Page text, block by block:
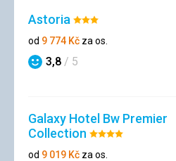
Astoria Hodnocení:
3/5
od 9 774 Kč za os.
Hodnocení
3,8 / 5
Galaxy Hotel Bw Premier
Collection Hodnocení:
4/5
od 9 019 Kč za os.